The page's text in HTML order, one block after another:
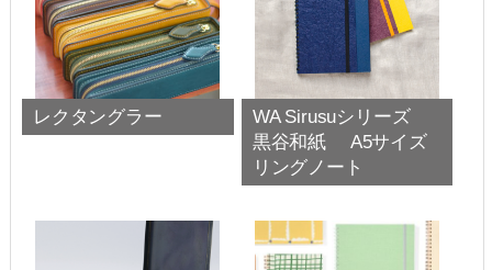
レクタングラー
WA Sirusuシリーズ
黒谷和紙 A5サイズ
リングノート